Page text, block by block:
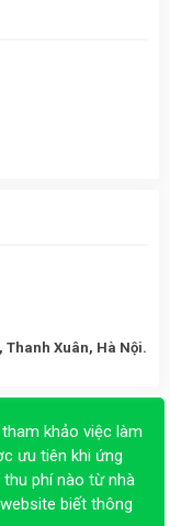
Thanh Xuân, Hà Nội.
khảo việc làm
ưu tiên khi ứng
phí nào từ nhà
biết thông